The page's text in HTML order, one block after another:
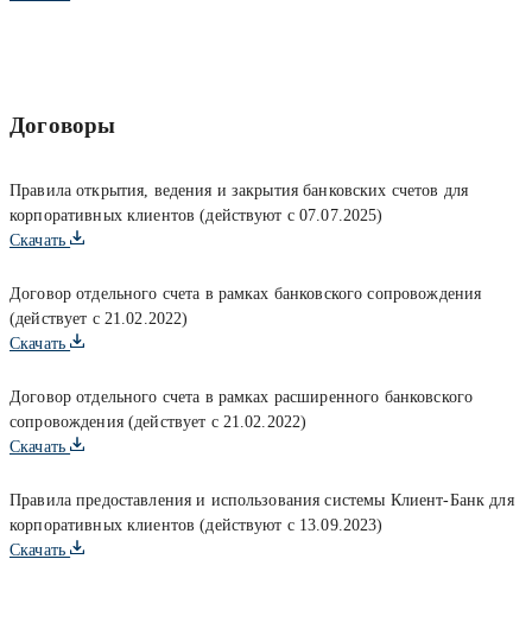
Договоры
Правила открытия, ведения и закрытия банковских счетов для
корпоративных клиентов (действуют с 07.07.2025)
Скачать
Договор отдельного счета в рамках банковского сопровождения
(действует с 21.02.2022)
Скачать
Договор отдельного счета в рамках расширенного банковского
сопровождения (действует с 21.02.2022)
Скачать
Правила предоставления и использования системы Клиент-Банк для
корпоративных клиентов (действуют с 13.09.2023)
Скачать